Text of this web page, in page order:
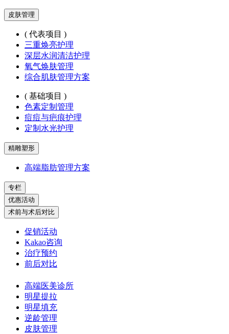
皮肤管理
( 代表项目 )
三重焕亮护理
深层水润清洁护理
氧气焕肤管理
综合肌肤管理方案
( 基础项目 )
色素定制管理
痘痘与疤痕护理
定制水光护理
精雕塑形
高端脂肪管理方案
专栏
优惠活动
术前与术后对比
促销活动
Kakao咨询
治疗预约
前后对比
高端医美诊所
明星提拉
明星填充
逆龄管理
皮肤管理